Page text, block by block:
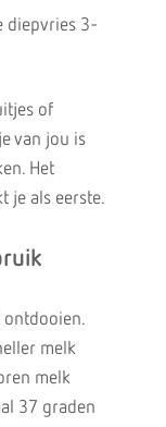
diepvries 3-
of
van jou is
Het
je als eerste.
ontdooien.
melk
melk
37 graden